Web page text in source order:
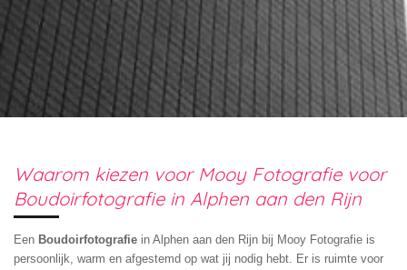
Waarom kiezen voor Mooy Fotografie voor
Boudoirfotografie in Alphen aan den Rijn
Een Boudoirfotografie in Alphen aan den Rijn bij Mooy Fotografie is
persoonlijk, warm en afgestemd op wat jij nodig hebt. Er is ruimte voor